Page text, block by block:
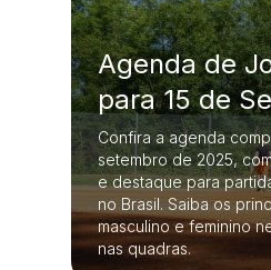
Agenda de
para 15 de
Confira a agenda
setembro de 2025,
e destaque para
no Brasil. Saiba os
masculino e feminino
nas quadras.